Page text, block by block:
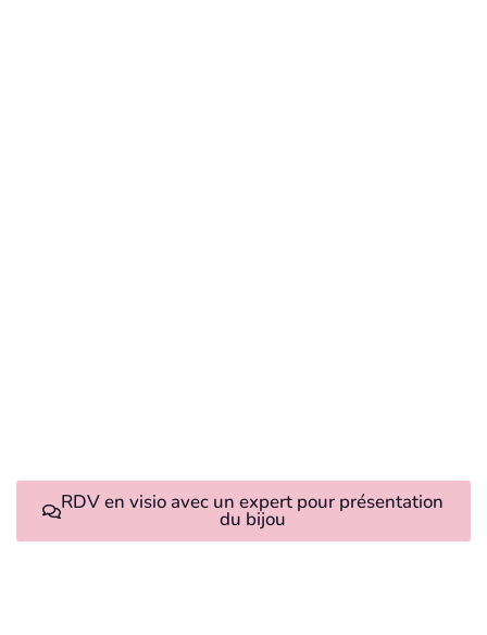
RDV en visio avec un expert pour présentation
du bijou